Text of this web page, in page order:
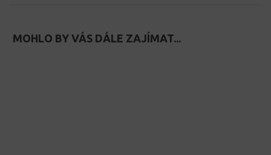
MOHLO BY VÁS DÁLE ZAJÍMAT...